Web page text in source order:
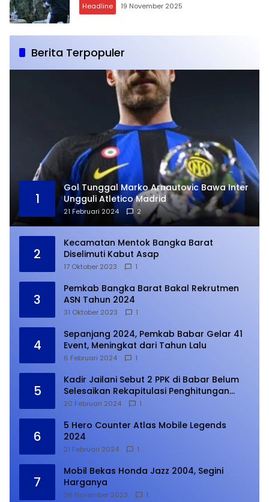
Headline 19 November 2025
Berita Terpopuler
1
Gol Tunggal Marko Arnautovic Bawa Inter
Ungguli Atletico Madrid
21 Februari 2024 2
2
Kecamatan Mentok Bangka Barat
Diselimuti Kabut Asap
17 Oktober 2023 1
3
Pemkab Bangka Barat Bakal Rekrutmen
ASN Tahun 2024
31 Oktober 2023 1
4
Sepanjang 2024, Pemkab Babar Gelar 41
Event, Meningkat dari Tahun Lalu
6 Februari 2024 1
5
Kadir Jailani Sebut 2 PPK di Babar Belum
Selesaikan Rekapitulasi Penghitungan
Suara
20 Februari 2024 1
6
5 Hero Counter Atlas Mobile Legends
2024
21 Februari 2024 1
7
Mobil Bekas Honda Jazz 2004, Segini
Harganya
26 November 2023 1